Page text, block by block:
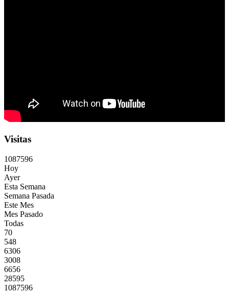
Visitas
1087596
Hoy
Ayer
Esta Semana
Semana Pasada
Este Mes
Mes Pasado
Todas
70
548
6306
3008
6656
28595
1087596